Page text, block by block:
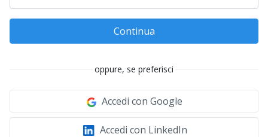
Continua
oppure, se preferisci
Accedi con Google
Accedi con LinkedIn